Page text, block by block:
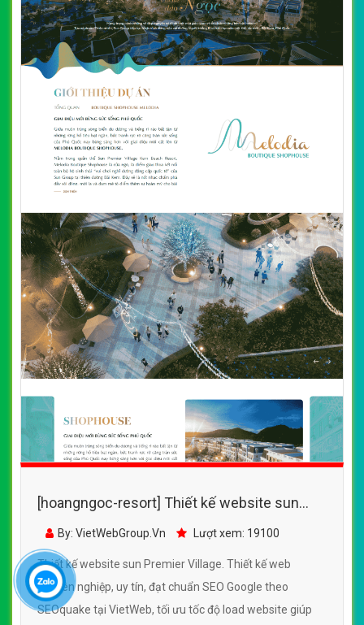
[hoangngoc-resort] Thiết kế website sun
Premier Village đẹp, chuyên nghiệp chuẩn
SEO
By: VietWebGroup.Vn Lượt xem: 19100
Thiết kế website sun Premier Village. Thiết kế web
chuyên nghiệp, uy tín, đạt chuẩn SEO Google theo
SEOquake tại VietWeb, tối ưu tốc độ load website giúp